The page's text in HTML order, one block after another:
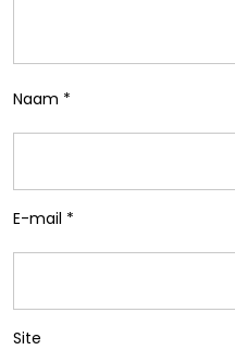
Naam *
E-mail *
Site